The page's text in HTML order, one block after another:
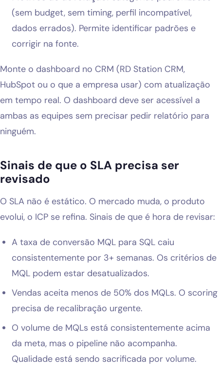
(sem budget, sem timing, perfil incompatível,
dados errados). Permite identificar padrões e
corrigir na fonte.
Monte o dashboard no CRM (RD Station CRM,
HubSpot ou o que a empresa usar) com atualização
em tempo real. O dashboard deve ser acessível a
ambas as equipes sem precisar pedir relatório para
ninguém.
Sinais de que o SLA precisa ser
revisado
O SLA não é estático. O mercado muda, o produto
evolui, o ICP se refina. Sinais de que é hora de revisar:
A taxa de conversão MQL para SQL caiu
consistentemente por 3+ semanas. Os critérios de
MQL podem estar desatualizados.
Vendas aceita menos de 50% dos MQLs. O scoring
precisa de recalibração urgente.
O volume de MQLs está consistentemente acima
da meta, mas o pipeline não acompanha.
Qualidade está sendo sacrificada por volume.